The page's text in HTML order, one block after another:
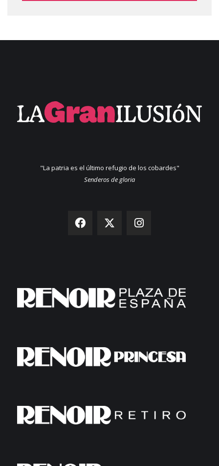
"La patria es el último refugio de los cobardes"
Senderos de gloria